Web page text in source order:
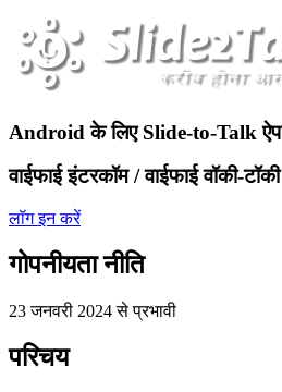
Android के लिए Slide-to-Talk ऐप
वाईफाई इंटरकॉम / वाईफाई वॉकी-टॉकी
लॉग इन करें
गोपनीयता नीति
23 जनवरी 2024 से प्रभावी
परिचय